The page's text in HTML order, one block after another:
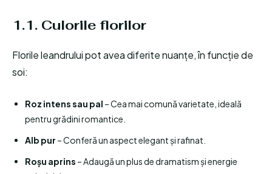
1.1. Culorile florilor
Florile leandrului pot avea diferite nuanțe, în funcție de
soi:
Roz intens sau pal – Cea mai comună varietate, ideală
pentru grădini romantice.
Alb pur – Conferă un aspect elegant și rafinat.
Roșu aprins – Adaugă un plus de dramatism și energie